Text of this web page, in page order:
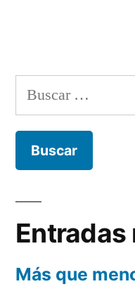
Buscar:
Más que